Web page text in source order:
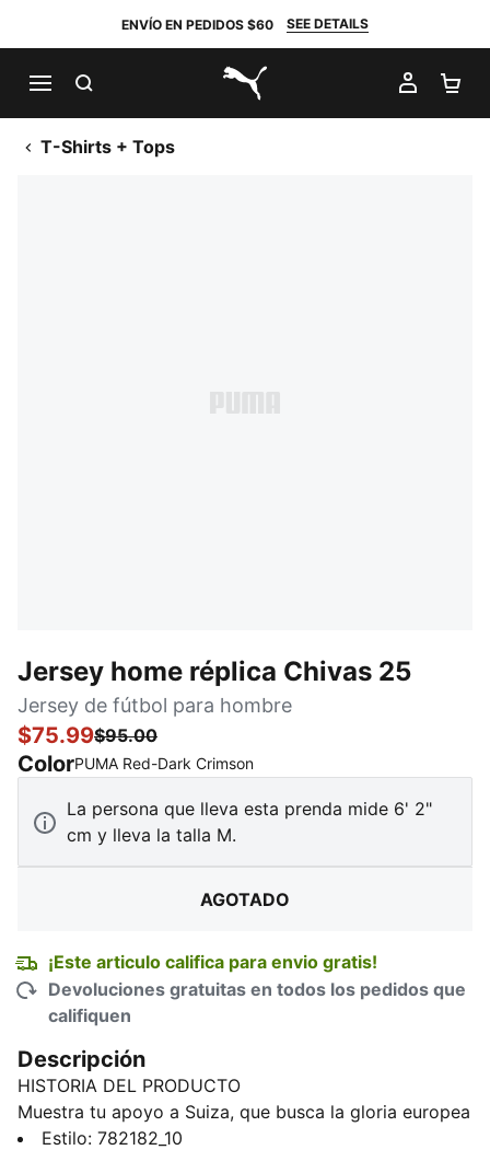
ENVÍO EN PEDIDOS $60 SEE DETAILS
PUMA.com
MI
T-Shirts + Tops
Jersey home réplica Chivas 25
Jersey de fútbol para hombre
$75.99$95.00
ColorPUMA Red-Dark Crimson:
La persona que lleva esta prenda mide 6' 2"
cm y lleva la talla M.
AGOTADO
¡Este articulo califica para envio gratis!
Devoluciones gratuitas en todos los pedidos que
califiquen
Descripción
HISTORIA DEL PRODUCTO
Muestra tu apoyo a Suiza, que busca la gloria europea
en su propio país. El uniforme local, diseñado
Estilo: 782182_10